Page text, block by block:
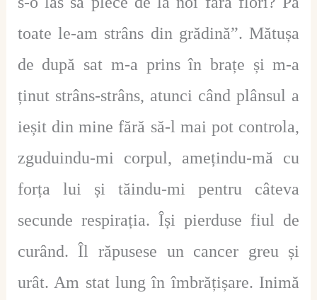
toate le-am strâns din grădină”. Mătușa
de după sat m-a prins în brațe și m-a
ținut strâns-strâns, atunci când plânsul a
ieșit din mine fără să-l mai pot controla,
zguduindu-mi corpul, amețindu-mă cu
forța lui și tăindu-mi pentru câteva
secunde respirația. Își pierduse fiul de
curând. Îl răpusese un cancer greu și
urât. Am stat lung în îmbrățișare. Inimă